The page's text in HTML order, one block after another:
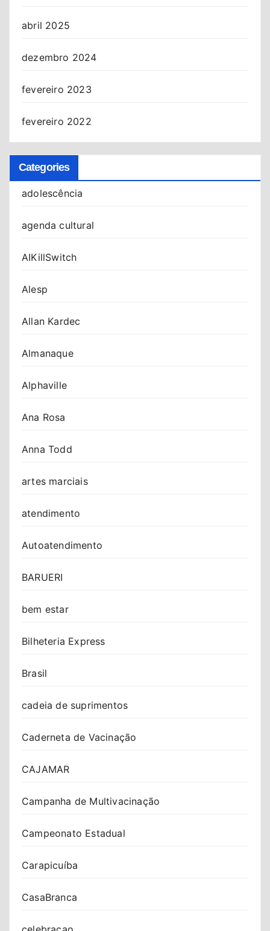
abril 2025
dezembro 2024
fevereiro 2023
fevereiro 2022
Categories
adolescência
agenda cultural
AIKillSwitch
Alesp
Allan Kardec
Almanaque
Alphaville
Ana Rosa
Anna Todd
artes marciais
atendimento
Autoatendimento
BARUERI
bem estar
Bilheteria Express
Brasil
cadeia de suprimentos
Caderneta de Vacinação
CAJAMAR
Campanha de Multivacinação
Campeonato Estadual
Carapicuíba
CasaBranca